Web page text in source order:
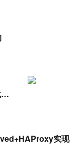
实现